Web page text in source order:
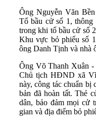
Ông Nguyễn Văn
Tổ bầu cử số 1,
trong khi tổ bầu cử số
Khu vực bỏ phiếu số
ông Danh Tịnh và nhà
Ông Võ Thanh Xuân
Chủ tịch HĐND xã
này, công tác chuẩn bị
bản đã hoàn tất. Thẻ
dân, bảo đảm mọi cử
gian và địa điểm bỏ